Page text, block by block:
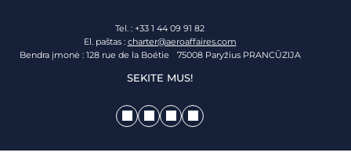
Tel. : +33 1 44 09 91 82
El. paštas : charter@aeroaffaires.com
Bendra įmonė : 128 rue de la Boétie 75008 Paryžius PRANCŪZIJA
SEKITE MUS!